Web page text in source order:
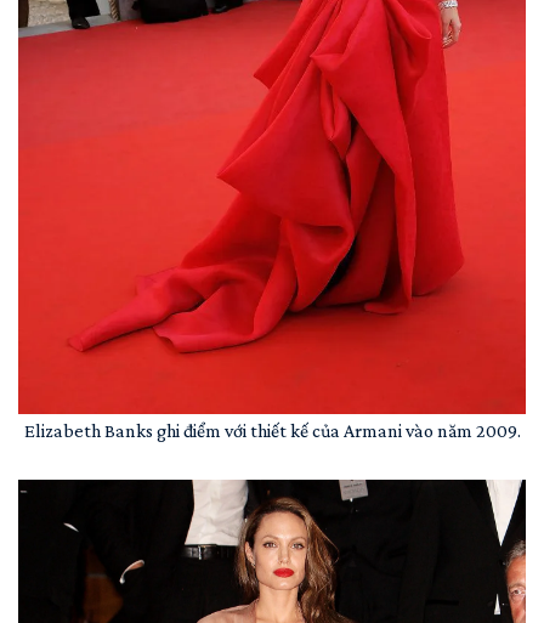
Elizabeth Banks ghi điểm với thiết kế của Armani vào năm 2009.